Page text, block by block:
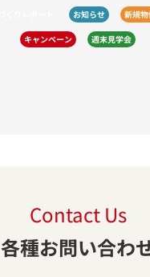
お知らせ 新規物
キャンペーン 週末見学会
Contact Us
各種お問い合わ